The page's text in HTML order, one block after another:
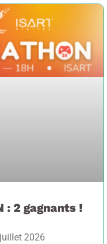
: 2 gagnants !
2026